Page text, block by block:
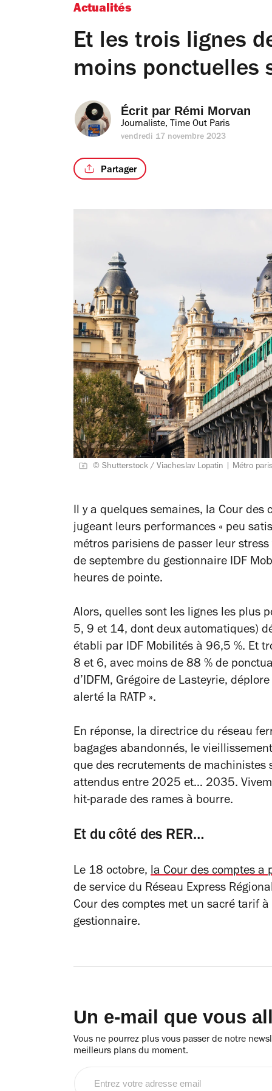
Actualités
Et les trois lignes
moins ponctuelles
Écrit par Rémi Morvan
Journaliste, Time Out Paris
vendredi 17 novembre 2023
Partager
© Shutterstock / Viacheslav Lopatin | Métro
Il y a quelques semaines, la Cour des
jugeant leurs performances « peu
métros parisiens de passer leur
de septembre du gestionnaire IDF
heures de pointe.
Alors, quelles sont les lignes les plus
5, 9 et 14, dont deux automatiques)
établi par IDF Mobilités à 96,5 %. Et
8 et 6, avec moins de 88 % de
d’IDFM, Grégoire de Lasteyrie,
alerté la RATP ».
En réponse, la directrice du réseau
bagages abandonnés, le
que des recrutements de machinistes
attendus entre 2025 et… 2035.
hit-parade des rames à bourre.
Et du côté des RER…
Le 18 octobre, la Cour des comptes
de service du Réseau Express
Cour des comptes met un sacré tarif
gestionnaire.
Un e-mail que vous
Vous ne pourrez plus vous passer de notre
meilleurs plans du moment.